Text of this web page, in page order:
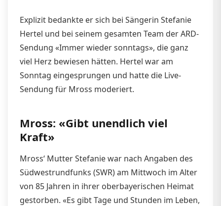
Explizit bedankte er sich bei Sängerin Stefanie
Hertel und bei seinem gesamten Team der ARD-
Sendung «Immer wieder sonntags», die ganz
viel Herz bewiesen hätten. Hertel war am
Sonntag eingesprungen und hatte die Live-
Sendung für Mross moderiert.
Mross: «Gibt unendlich viel
Kraft»
Mross‘ Mutter Stefanie war nach Angaben des
Südwestrundfunks (SWR) am Mittwoch im Alter
von 85 Jahren in ihrer oberbayerischen Heimat
gestorben. «Es gibt Tage und Stunden im Leben,